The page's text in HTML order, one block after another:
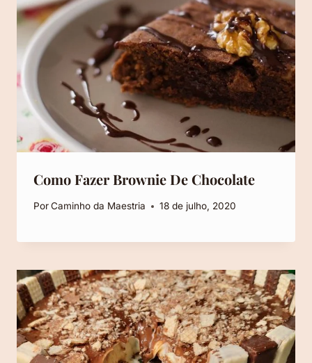
Como Fazer Brownie De Chocolate
PorCaminho da Maestria 18 de julho, 2020